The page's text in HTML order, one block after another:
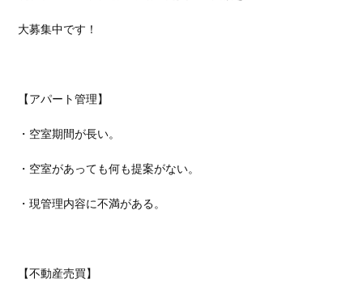
大募集中です！
【アパート管理】
・空室期間が長い。
・空室があっても何も提案がない。
・現管理内容に不満がある。
【不動産売買】